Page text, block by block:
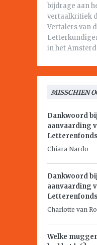
bijdrage aan
vertaalkritiek
Vertalers van
in het
MISSCHIEN
Dankwoord
aanvaarding
Chiara Nardo
Dankwoord
aanvaarding
Charlotte van
Welke